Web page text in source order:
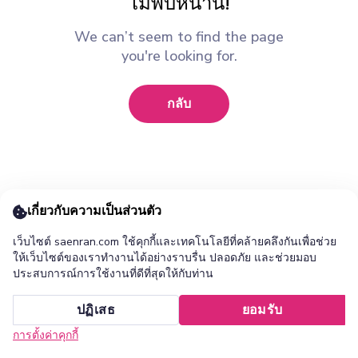
We can’t seem to find the page
you're looking for.
กลับ
หน้าแรก
ยกเลิก ติดตั้ง
เกี่ยวกับความเป็นส่วนตัว
เว็บไซต์ saenran.com ใช้คุกกี้และเทคโนโลยีที่คล้ายคลึงกันเพื่อช่วย
ให้เว็บไซต์ของเราทำงานได้อย่างราบรื่น ปลอดภัย และช่วยมอบ
ประสบการณ์การใช้งานที่ดีที่สุดให้กับท่าน
ปฏิเสธ ยอมรับ
การตั้งค่าคุกกี้